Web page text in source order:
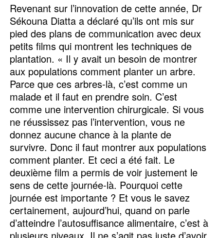
Revenant sur l’innovation de cette année, Dr
Sékouna Diatta a déclaré qu’ils ont mis sur
pied des plans de communication avec deux
petits films qui montrent les techniques de
plantation. « Il y avait un besoin de montrer
aux populations comment planter un arbre.
Parce que ces arbres-là, c’est comme un
malade et il faut en prendre soin. C’est
comme une intervention chirurgicale. Si vous
ne réussissez pas l’intervention, vous ne
donnez aucune chance à la plante de
survivre. Donc il faut montrer aux populations
comment planter. Et ceci a été fait. Le
deuxième film a permis de voir justement le
sens de cette journée-là. Pourquoi cette
journée est importante ? Et vous le savez
certainement, aujourd’hui, quand on parle
d’atteindre l’autosuffisance alimentaire, c’est à